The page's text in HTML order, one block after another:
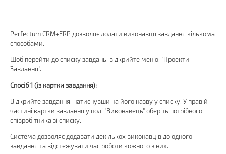
Perfectum CRM+ERP дозволяє додати виконавця завдання кількома
способами.
Щоб перейти до списку завдань, відкрийте меню: "Проекти -
Завдання".
Спосіб 1 (із картки завдання):
Відкрийте завдання, натиснувши на його назву у списку. У правій
частині картки завдання у полі "Виконавець" оберіть потрібного
співробітника зі списку.
Система дозволяє додавати декількох виконавців до одного
завдання та відстежувати час роботи кожного з них.